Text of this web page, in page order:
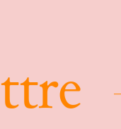
ttre